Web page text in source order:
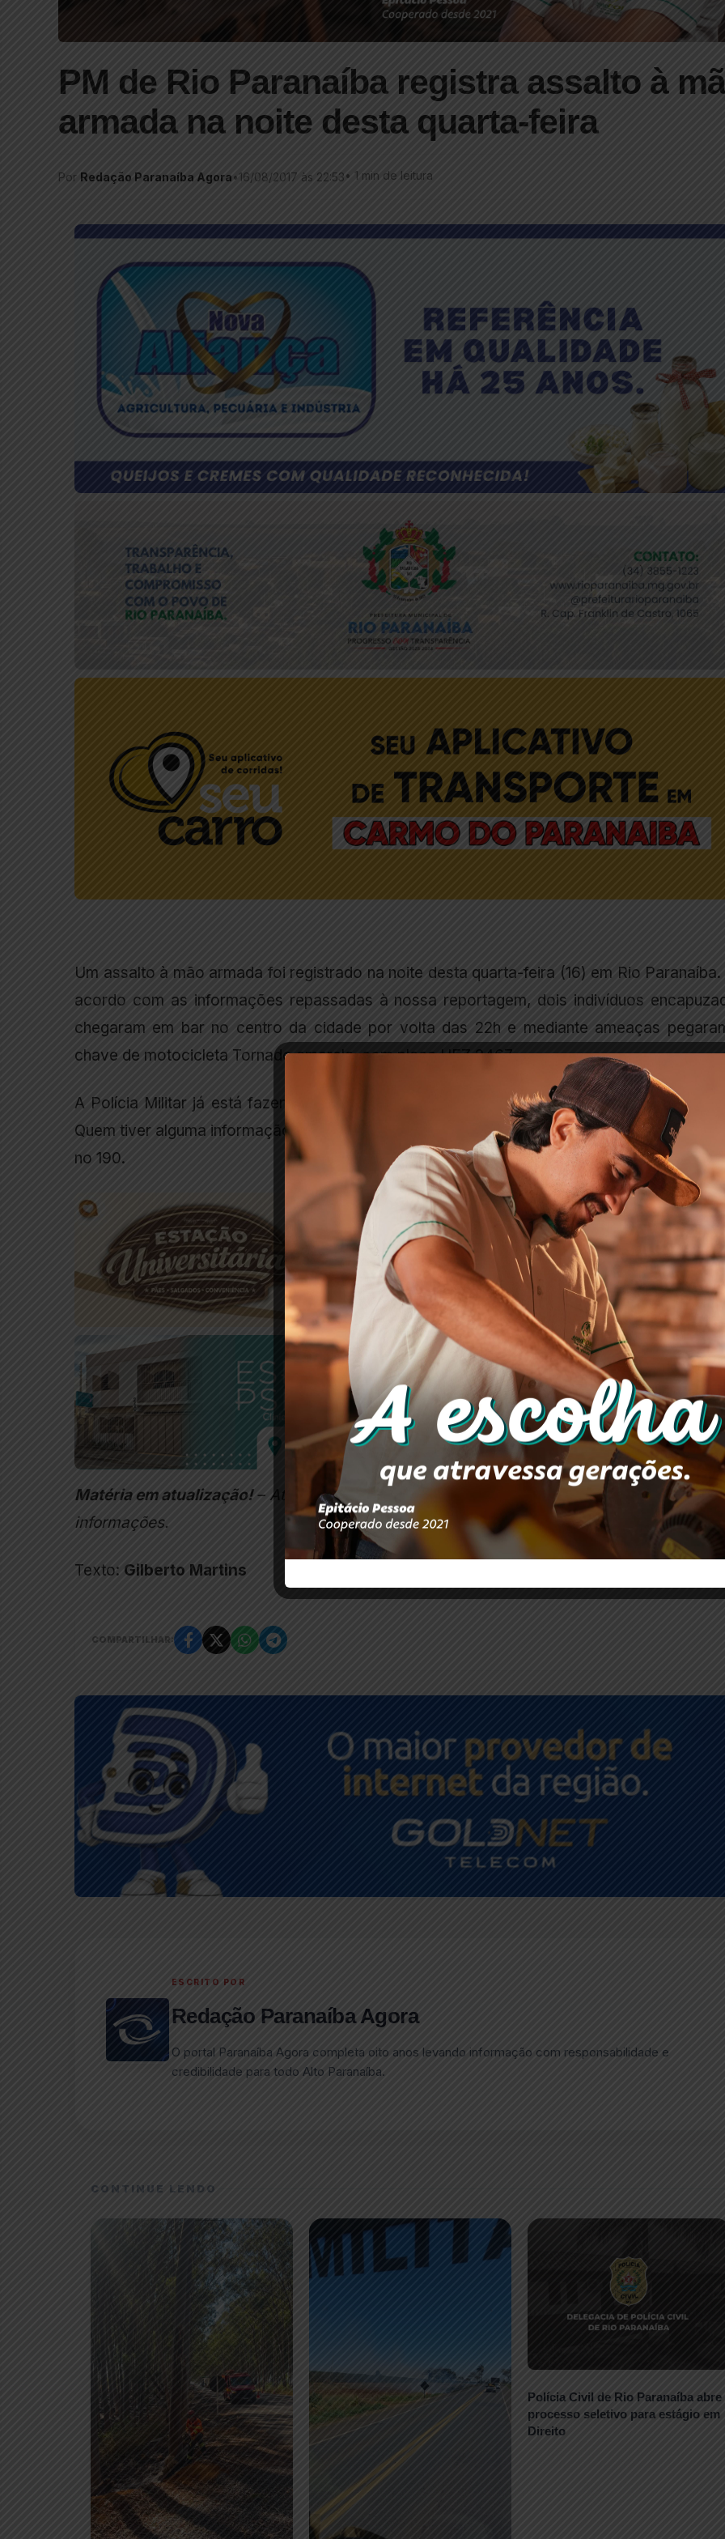
PM de Rio Paranaíba registra assalto à
armada na noite desta quarta-feira
Por Redação Paranaíba Agora• 16/08/2017 às 22:53• 1 min de leitura
Um assalto à mão armada foi registrado na noite desta quarta-feira (16) em Rio Paranaíba.
acordo com as informações repassadas à nossa reportagem, dois indivíduos
chegaram em bar no centro da cidade por volta das 22h e mediante ameaças
chave de motocicleta Tornado amarela, com placa HEZ 2467.
A Polícia Militar já está fazendo rastreamentos na tentativa de localizar os autores do
Quem tiver alguma informação que leve ao paradeiro dos meliantes ou da motocicleta,
no 190.
Matéria em atualização!– Atualizada em 17 de agosto de 2017, às 08h40 para
informações.
Texto: Gilberto Martins
COMPARTILHAR:
ESCRITO POR
Redação Paranaíba Agora
O portal Paranaíba Agora completa oito anos levando informação com responsabilidade e
credibilidade para todo Alto Paranaíba.
CONTINUE LENDO
Polícia Civil de Rio Paranaíba abre
processo seletivo para estágio em
Direito